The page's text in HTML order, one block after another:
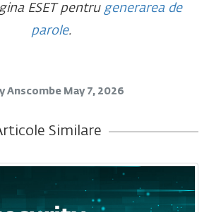
ESET pentru generarea de
parole.
Anscombe May 7, 2026
Similare